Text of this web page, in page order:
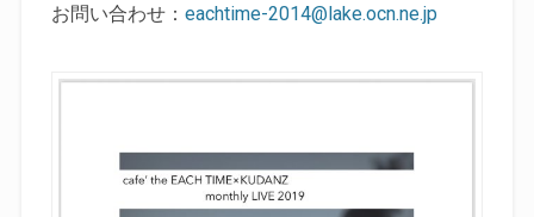
お問い合わせ： eachtime-2014@lake.ocn.ne.jp